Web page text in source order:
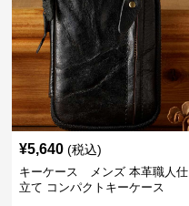
¥5,640 (税込)
キーケース メンズ 本革職人仕
立て コンパクトキーケース